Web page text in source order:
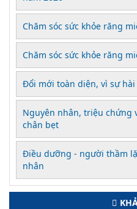
Chăm sóc sức khỏe răng
Chăm sóc sức khỏe răng
Đổi mới toàn diện, vì sự
Nguyên nhân, triệu chứng
chân bẹt
Điều dưỡng - người thầm
nhân